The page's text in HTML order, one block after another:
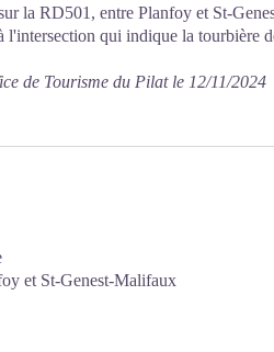
la RD501, entre Planfoy et St-
l'intersection qui indique la tourbière
de Tourisme du Pilat le 12/11/2024
et St-Genest-Malifaux